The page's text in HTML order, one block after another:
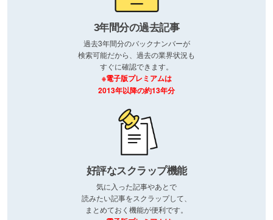
3年間分の過去記事
過去3年間分のバックナンバーが
検索可能だから、過去の業界状況も
すぐに確認できます。
※電子版プレミアムは
2013年以降の約13年分
好評なスクラップ機能
気に入った記事やあとで
読みたい記事をスクラップして、
まとめておく機能が便利です。